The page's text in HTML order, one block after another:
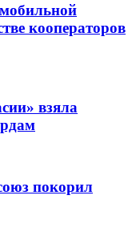
кооператоров
взяла
покорил